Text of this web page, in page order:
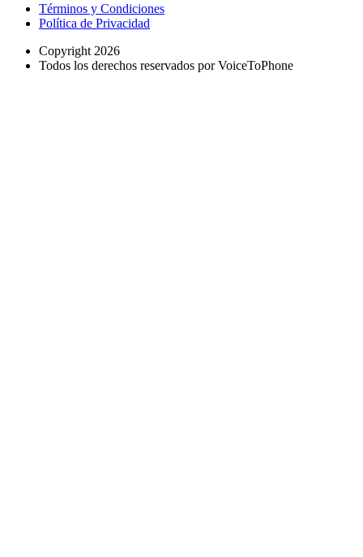
Términos y Condiciones
Política de Privacidad
Copyright 2026
Todos los derechos reservados por VoiceToPhone